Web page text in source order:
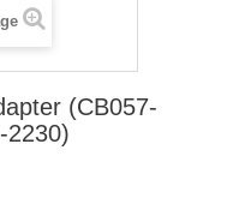
(CB057-
2230)